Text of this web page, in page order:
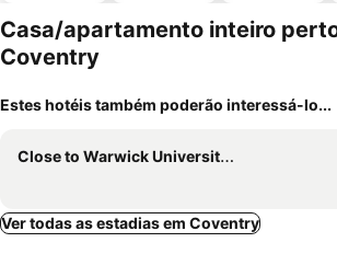
Casa/apartamento inteiro
Coventry
Estes hotéis também poderão interessá-lo...
Close to Warwick University - Clover Way by Tŷ SA
Ver todas as estadias em Coventry